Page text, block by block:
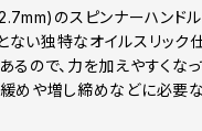
のスピンナーハンドル
い独特なオイルスリック
ので、力を加えやすくなっ
緩めや増し締めなどに必要